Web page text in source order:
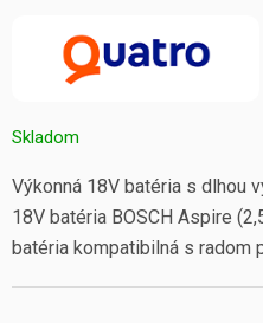
Skladom
Výkonná 18V batéria s dlhou
18V batéria BOSCH Aspire
batéria kompatibilná s radom